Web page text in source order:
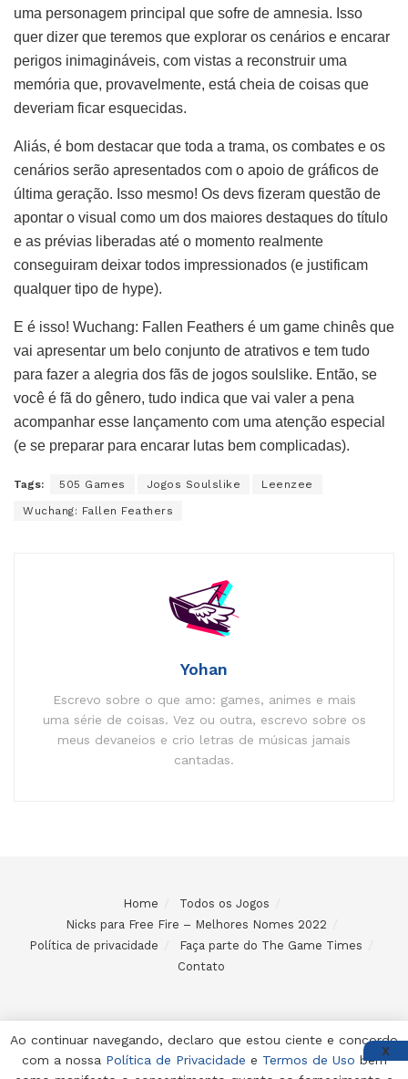
uma personagem principal que sofre de amnesia. Isso
quer dizer que teremos que explorar os cenários e encarar
perigos inimagináveis, com vistas a reconstruir uma
memória que, provavelmente, está cheia de coisas que
deveriam ficar esquecidas.
Aliás, é bom destacar que toda a trama, os combates e os
cenários serão apresentados com o apoio de gráficos de
última geração. Isso mesmo! Os devs fizeram questão de
apontar o visual como um dos maiores destaques do título
e as prévias liberadas até o momento realmente
conseguiram deixar todos impressionados (e justificam
qualquer tipo de hype).
E é isso! Wuchang: Fallen Feathers é um game chinês que
vai apresentar um belo conjunto de atrativos e tem tudo
para fazer a alegria dos fãs de jogos soulslike. Então, se
você é fã do gênero, tudo indica que vai valer a pena
acompanhar esse lançamento com uma atenção especial
(e se preparar para encarar lutas bem complicadas).
Tags: 505 Games Jogos Soulslike Leenzee
Wuchang: Fallen Feathers
Yohan
Escrevo sobre o que amo: games, animes e mais
uma série de coisas. Vez ou outra, escrevo sobre os
meus devaneios e crio letras de músicas jamais
cantadas.
Home
Todos os Jogos
Nicks para Free Fire – Melhores Nomes 2022
Política de privacidade
Faça parte do The Game Times
Contato
© 2024 Desenvolvido e mantido por Code Soluções
Ao continuar navegando, declaro que estou ciente e concordo
com a nossa Política de Privacidade e Termos de Uso bem
X